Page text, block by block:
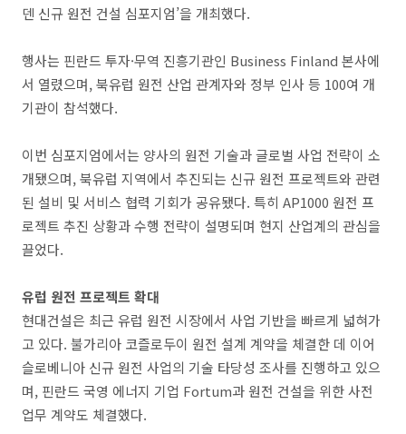
덴 신규 원전 건설 심포지엄’을 개최했다.
행사는 핀란드 투자·무역 진흥기관인 Business Finland 본사에
서 열렸으며, 북유럽 원전 산업 관계자와 정부 인사 등 100여 개
기관이 참석했다.
이번 심포지엄에서는 양사의 원전 기술과 글로벌 사업 전략이 소
개됐으며, 북유럽 지역에서 추진되는 신규 원전 프로젝트와 관련
된 설비 및 서비스 협력 기회가 공유됐다. 특히 AP1000 원전 프
로젝트 추진 상황과 수행 전략이 설명되며 현지 산업계의 관심을
끌었다.
유럽 원전 프로젝트 확대
현대건설은 최근 유럽 원전 시장에서 사업 기반을 빠르게 넓혀가
고 있다. 불가리아 코즐로두이 원전 설계 계약을 체결한 데 이어
슬로베니아 신규 원전 사업의 기술 타당성 조사를 진행하고 있으
며, 핀란드 국영 에너지 기업 Fortum과 원전 건설을 위한 사전
업무 계약도 체결했다.